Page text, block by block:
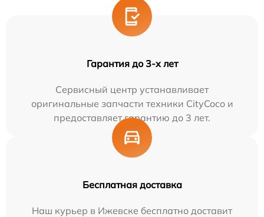
Гарантия до 3-х лет
Сервисный центр устанавливает
оригинальные запчасти техники CityCoco и
предоставляет гарантию до 3 лет.
Бесплатная доставка
Наш курьер в Ижевске бесплатно доставит